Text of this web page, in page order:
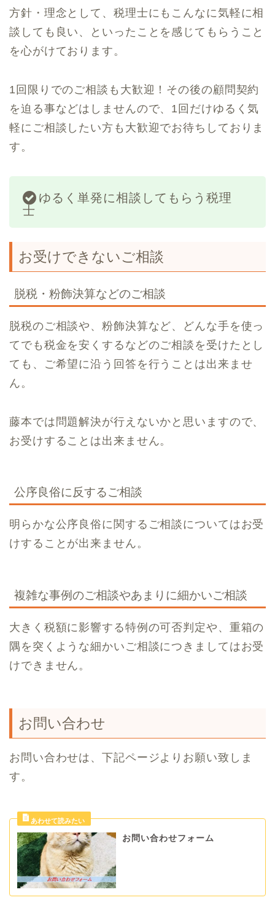
方針・理念として、税理士にもこんなに気軽に相
談しても良い、といったことを感じてもらうこと
を心がけております。
1回限りでのご相談も大歓迎！その後の顧問契約
を迫る事などはしませんので、1回だけゆるく気
軽にご相談したい方も大歓迎でお待ちしておりま
す。
ゆるく単発に相談してもらう税理
士
お受けできないご相談
脱税・粉飾決算などのご相談
脱税のご相談や、粉飾決算など、どんな手を使っ
てでも税金を安くするなどのご相談を受けたとし
ても、ご希望に沿う回答を行うことは出来ませ
ん。
藤本では問題解決が行えないかと思いますので、
お受けすることは出来ません。
公序良俗に反するご相談
明らかな公序良俗に関するご相談についてはお受
けすることが出来ません。
複雑な事例のご相談やあまりに細かいご相談
大きく税額に影響する特例の可否判定や、重箱の
隅を突くような細かいご相談につきましてはお受
けできません。
お問い合わせ
お問い合わせは、下記ページよりお願い致しま
す。
お問い合わせフォーム